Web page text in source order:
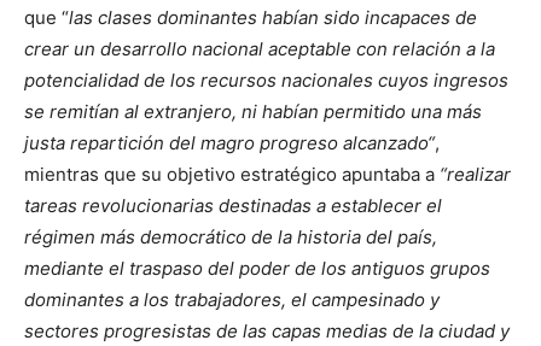
que “las clases dominantes habían sido incapaces de
crear un desarrollo nacional aceptable con relación a la
potencialidad de los recursos nacionales cuyos ingresos
se remitían al extranjero, ni habían permitido una más
justa repartición del magro progreso alcanzado“,
mientras que su objetivo estratégico apuntaba a “realizar
tareas revolucionarias destinadas a establecer el
régimen más democrático de la historia del país,
mediante el traspaso del poder de los antiguos grupos
dominantes a los trabajadores, el campesinado y
sectores progresistas de las capas medias de la ciudad y